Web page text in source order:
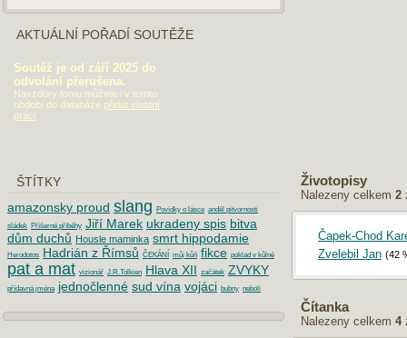
Životopisy
Nalezeny celkem 2
Čapek-Chod
Zvelebil Jan (42
Čítanka
Nalezeny celkem 4
AKTUÁLNÍ POŘADÍ SOUTĚŽE
Soutěž je od září 2025 do
odvolání přerušena.
Navzdory tomu můžete i v tomto
období do databáze přidat vlastní
práci
ŠTÍTKY
amazonsky proud slang Povídky o lásce anděl pitvornosti
sládek Příšerné příběhy Jiří Marek ukradeny spis bitva
dům duchů Housle maminka smrt hippodamie
Herodotos Hadrián z Římsů ČEKÁNÍ můj kůň fikce poklad v kůlně
pat a mat vizionář J.R.Tolkien Hlava XII začátek ZVYKY
přídavná jména jednočlenné sud vína vojáci bubny neboli